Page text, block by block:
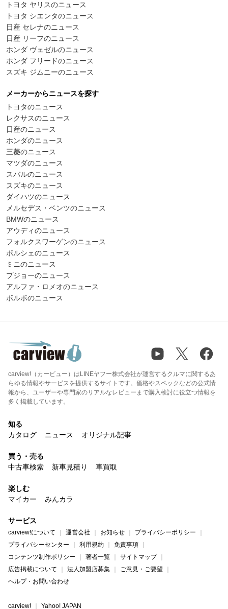
トヨタ ヤリスのニュース
トヨタ シエンタのニュース
日産 セレナのニュース
日産 リーフのニュース
ホンダ ヴェゼルのニュース
ホンダ フリードのニュース
スズキ ジムニーのニュース
メーカーからニュースを探す
トヨタのニュース
レクサスのニュース
日産のニュース
ホンダのニュース
三菱のニュース
マツダのニュース
スバルのニュース
スズキのニュース
ダイハツのニュース
メルセデス・ベンツのニュース
BMWのニュース
アウディのニュース
フォルクスワーゲンのニュース
ポルシェのニュース
ミニのニュース
プジョーのニュース
アルファ・ロメオのニュース
ボルボのニュース
carview!（カービュー）はLINEヤフー株式会社が運営するクルマに関するあ
らゆる情報やサービスを提供するサイトです。価格やスペックなどの公式情
報から、ユーザーや専門家のリアルなレビューまで購入検討に役立つ情報を
多く掲載しています。
知る
カタログ
ニュース オリジナル記事
買う・売る
中古車検索
新車見積り 車買取
楽しむ
マイカー
みんカラ
サービス
carview!について 運営会社 お知らせ
プライバシーポリシー
プライバシーセンター
利用規約
免責事項
コンテンツ制作ポリシー
著者一覧
サイトマップ
広告掲載について
法人加盟店募集
ご意見・ご要望
ヘルプ・お問い合わせ
carview! Yahoo! JAPAN